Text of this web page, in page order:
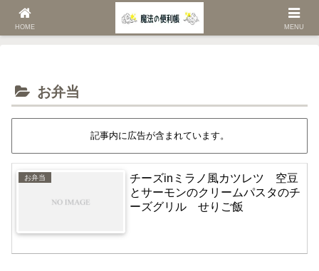
ホーム おうちごはんレシピ
お弁当
記事内に広告が含まれています。
お弁当
チーズinミラノ風カツレツ 空豆
とサーモンのクリームパスタのチ
ーズグリル せりご飯
HOME MENU